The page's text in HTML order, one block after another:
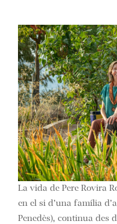
La vida de Pere Rovira
en el si d’una família
Penedès), continua des